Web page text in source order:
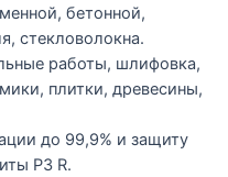
бетонной,
стекловолокна.
работы, шлифовка,
плитки, древесины,
до 99,9% и защиту
Р3 R.